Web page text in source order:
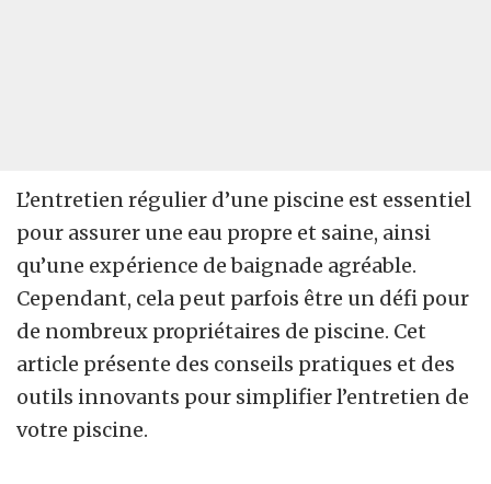
L’entretien régulier d’une piscine est essentiel
pour assurer une eau propre et saine, ainsi
qu’une expérience de baignade agréable.
Cependant, cela peut parfois être un défi pour
de nombreux propriétaires de piscine. Cet
article présente des conseils pratiques et des
outils innovants pour simplifier l’entretien de
votre piscine.